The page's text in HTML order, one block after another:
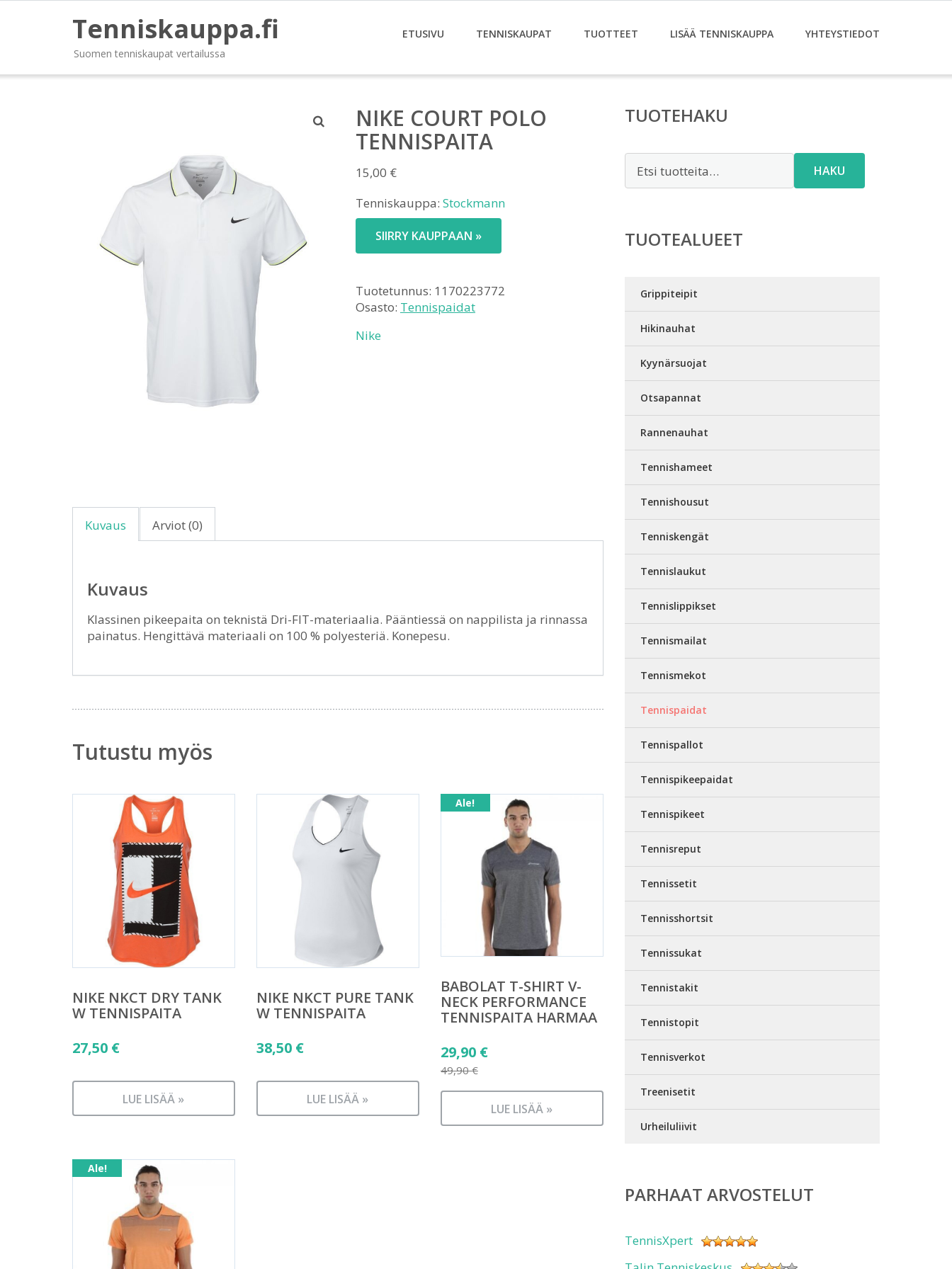
Tenniskauppa.fi
Suomen tenniskaupat vertailussa
ETUSIVU TENNISKAUPAT TUOTTEET LISÄÄ TENNISKAUPPA YHTEYSTIEDOT
NIKE COURT POLO
TENNISPAITA
15,00 €
Tenniskauppa: Stockmann
SIIRRY KAUPPAAN »
Tuotetunnus: 1170223772
Osasto: Tennispaidat
Nike
Kuvaus Arviot (0)
Kuvaus
Klassinen pikeepaita on teknistä Dri-FIT-materiaalia. Pääntiessä on nappilista ja rinnassa
painatus. Hengittävä materiaali on 100 % polyesteriä. Konepesu.
Tutustu myös
NIKE NKCT DRY TANK
W TENNISPAITA
27,50 €
LUE LISÄÄ »
NIKE NKCT PURE TANK
W TENNISPAITA
38,50 €
LUE LISÄÄ »
Ale!
BABOLAT T-SHIRT V-
NECK PERFORMANCE
TENNISPAITA HARMAA
49,90€
Alkuperäinen
hinta
oli:
29,90 €
Nykyinen
on:
LUE LISÄÄ »
Ale!
TUOTEHAKU
HAKU
TUOTEALUEET
Grippiteipit
Hikinauhat
Kyynärsuojat
Otsapannat
Rannenauhat
Tennishameet
Tennishousut
Tenniskengät
Tennislaukut
Tennislippikset
Tennismailat
Tennismekot
Tennispaidat
Tennispallot
Tennispikeepaidat
Tennispikeet
Tennisreput
Tennissetit
Tennisshortsit
Tennissukat
Tennistakit
Tennistopit
Tennisverkot
Treenisetit
Urheiluliivit
PARHAAT ARVOSTELUT
TennisXpert